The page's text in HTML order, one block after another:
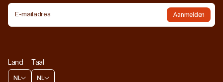
Land
NL
Taal
NL
E-mailadres Aanmelden